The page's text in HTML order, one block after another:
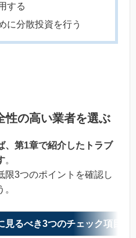
する
に分散投資を行う
性の高い業者を選ぶ
、第1章で紹介したトラブ
。
限3つのポイントを確認し
るべき3つのチェック項目